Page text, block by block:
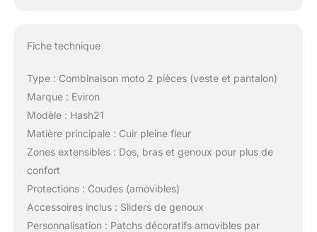
Fiche technique
Type : Combinaison moto 2 pièces (veste et pantalon)
Marque : Eviron
Modèle : Hash21
Matière principale : Cuir pleine fleur
Zones extensibles : Dos, bras et genoux pour plus de
confort
Protections : Coudes (amovibles)
Accessoires inclus : Sliders de genoux
Personnalisation : Patchs décoratifs amovibles par